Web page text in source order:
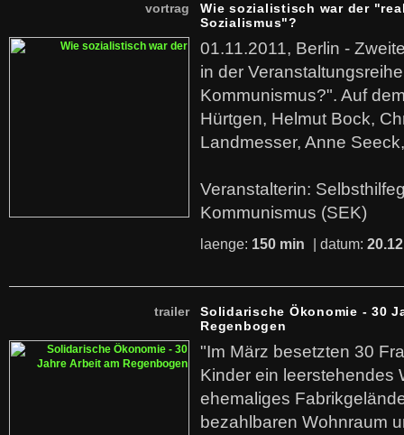
vortrag
Wie sozialistisch war der
Sozialismus"?
01.11.2011, Berlin -
in der
Kommunismus?". Auf
Hürtgen, Helmut Bock,
Landmesser, Anne
Veranstalterin:
Kommunismus (SEK)
laenge: 150 min | datum:
trailer
Solidarische Ökonomie - 30
Regenbogen
"Im März besetzten 30
Kinder ein leerstehendes
ehemaliges
bezahlbaren Wohnraum